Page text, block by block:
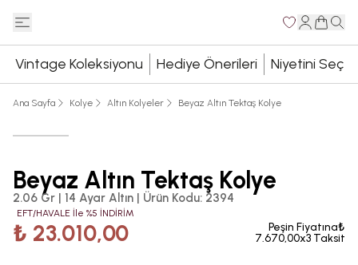
Vintage Koleksiyonu Hediye Önerileri Niyetini Seç
Ana Sayfa Kolye Altın Kolyeler Beyaz Altın Tektaş Kolye
Beyaz Altın Tektaş Kolye
2.06 Gr | 14 Ayar Altın | Ürün Kodu: 2394
EFT/HAVALE İle %5 İNDİRİM
₺ 23.010,00
Peşin Fiyatına₺
7.670,00x3 Taksit